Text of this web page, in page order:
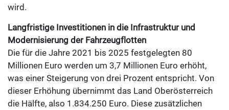
wird.
Langfristige Investitionen in die Infrastruktur und
Modernisierung der Fahrzeugflotten
Die für die Jahre 2021 bis 2025 festgelegten 80
Millionen Euro werden um 3,7 Millionen Euro erhöht,
was einer Steigerung von drei Prozent entspricht. Von
dieser Erhöhung übernimmt das Land Oberösterreich
die Hälfte, also 1.834.250 Euro. Diese zusätzlichen